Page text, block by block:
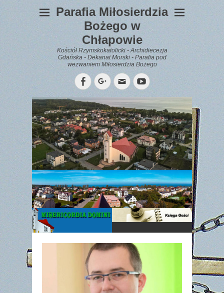
Parafia Miłosierdzia
Bożego w
Chłapowie
Kościół Rzymskokatolicki - Archidiecezja
Gdańska - Dekanat Morski - Parafia pod
wezwaniem Miłosierdzia Bożego
FacebookGoogleplus
EmailYouTube
WYPOCZYNEK
Gazetka
Parafialna